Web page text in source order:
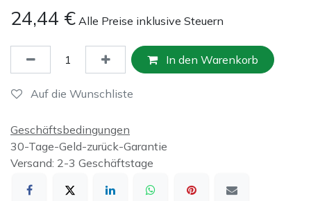
24,44 € Alle Preise inklusive Steuern
In den Warenkorb
Auf die Wunschliste
Geschäftsbedingungen
30-Tage-Geld-zurück-Garantie
Versand: 2-3 Geschäftstage